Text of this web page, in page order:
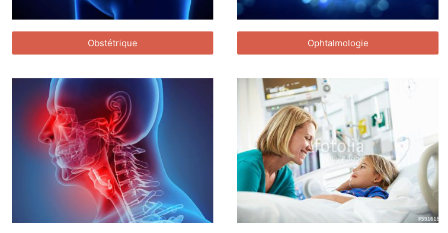
Obstétrique Ophtalmologie